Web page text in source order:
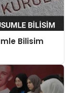
Bilisim